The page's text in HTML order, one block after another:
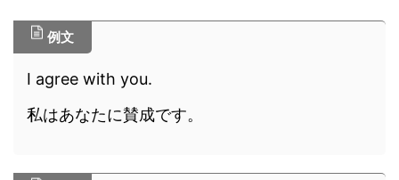
例文
I agree with you.
私はあなたに賛成です。